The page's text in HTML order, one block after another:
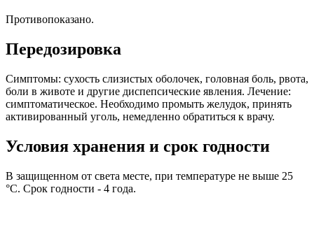
Противопоказано.
Передозировка
Симптомы: сухость слизистых оболочек, головная боль, рвота,
боли в животе и другие диспепсические явления. Лечение:
симптоматическое. Необходимо промыть желудок, принять
активированный уголь, немедленно обратиться к врачу.
Условия хранения и срок годности
В защищенном от света месте, при температуре не выше 25
°C. Срок годности - 4 года.